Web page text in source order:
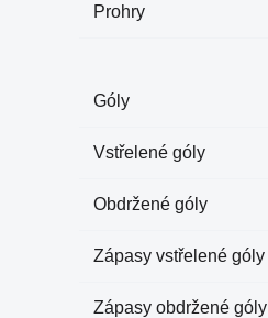
Prohry
Góly
Vstřelené góly
Obdržené góly
Zápasy vstřelené góly
Zápasy obdržené góly